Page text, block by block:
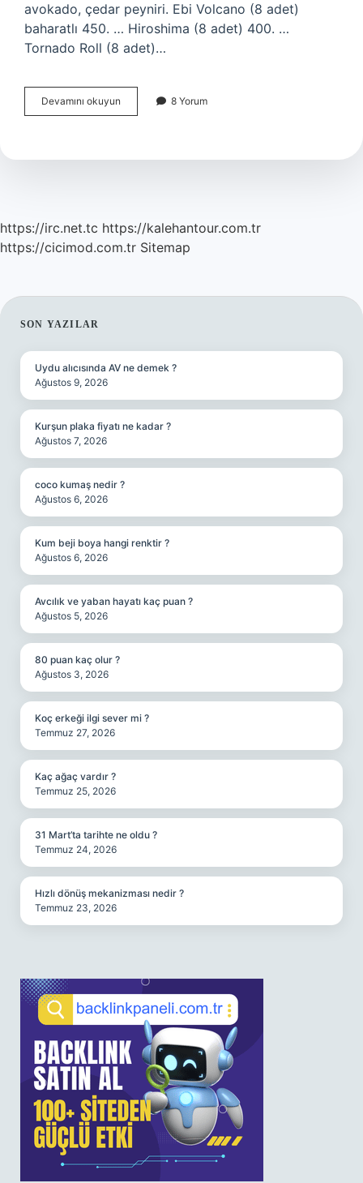
avokado, çedar peyniri. Ebi Volcano (8 adet)
baharatlı 450. … Hiroshima (8 adet) 400. …
Tornado Roll (8 adet)…
Devamını okuyun Philadelphia
Roll
Var
8 Yorum
https://irc.net.tc https://kalehantour.com.tr
https://cicimod.com.tr Sitemap
SIDEBAR
SON YAZILAR
Uydu alıcısında AV ne demek ?
Ağustos 9, 2026
Kurşun plaka fiyatı ne kadar ?
Ağustos 7, 2026
coco kumaş nedir ?
Ağustos 6, 2026
Kum beji boya hangi renktir ?
Ağustos 6, 2026
Avcılık ve yaban hayatı kaç puan ?
Ağustos 5, 2026
80 puan kaç olur ?
Ağustos 3, 2026
Koç erkeği ilgi sever mi ?
Temmuz 27, 2026
Kaç ağaç vardır ?
Temmuz 25, 2026
31 Mart’ta tarihte ne oldu ?
Temmuz 24, 2026
Hızlı dönüş mekanizması nedir ?
Temmuz 23, 2026